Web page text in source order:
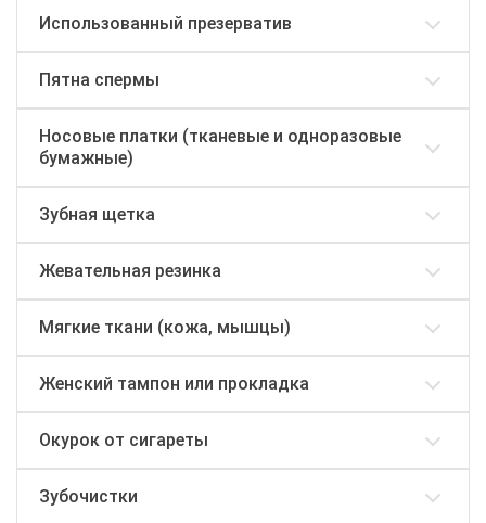
Использованный презерватив
Пятна спермы
Носовые платки (тканевые и одноразовые
бумажные)
Зубная щетка
Жевательная резинка
Мягкие ткани (кожа, мышцы)
Женский тампон или прокладка
Окурок от сигареты
Зубочистки